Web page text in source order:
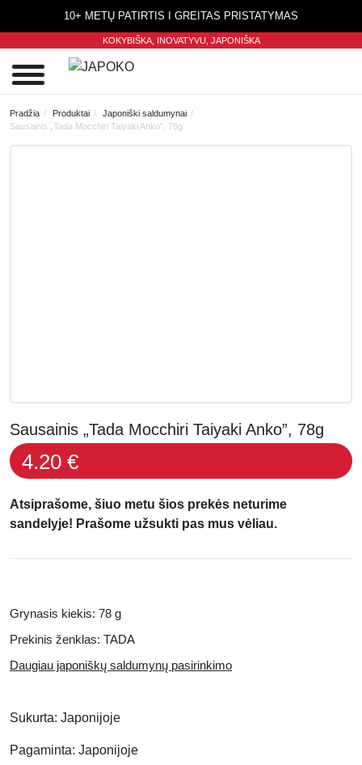
10+ METŲ PATIRTIS I GREITAS PRISTATYMAS
KOKYBIŠKA, INOVATYVU, JAPONIŠKA
Pradžia Produktai
Japoniški saldumynai
Sausainis „Tada Mocchiri Taiyaki Anko”, 78g
Sausainis „Tada Mocchiri Taiyaki Anko”, 78g
4.20 €
Atsiprašome, šiuo metu šios prekės neturime
sandelyje! Prašome užsukti pas mus vėliau.
Grynasis kiekis: 78 g
Prekinis ženklas: TADA
Daugiau japoniškų saldumynų pasirinkimo
Sukurta: Japonijoje
Pagaminta: Japonijoje